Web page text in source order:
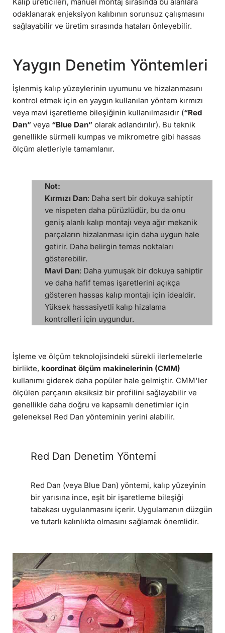
odaklanarak enjeksiyon kalıbının sorunsuz çalışmasını
sağlayabilir ve üretim sırasında hataları önleyebilir.
Yaygın Denetim Yöntemleri
İşlenmiş kalıp yüzeylerinin uyumunu ve hizalanmasını
kontrol etmek için en yaygın kullanılan yöntem kırmızı
veya mavi işaretleme bileşiğinin kullanılmasıdır (“Red
Dan” veya “Blue Dan” olarak adlandırılır). Bu teknik
genellikle sürmeli kumpas ve mikrometre gibi hassas
ölçüm aletleriyle tamamlanır.
Not:
Kırmızı Dan: Daha sert bir dokuya sahiptir
ve nispeten daha pürüzlüdür, bu da onu
geniş alanlı kalıp montajı veya ağır mekanik
parçaların hizalanması için daha uygun hale
getirir. Daha belirgin temas noktaları
gösterebilir.
Mavi Dan: Daha yumuşak bir dokuya sahiptir
ve daha hafif temas işaretlerini açıkça
gösteren hassas kalıp montajı için idealdir.
Yüksek hassasiyetli kalıp hizalama
kontrolleri için uygundur.
İşleme ve ölçüm teknolojisindeki sürekli ilerlemelerle
birlikte, koordinat ölçüm makinelerinin (CMM)
kullanımı giderek daha popüler hale gelmiştir. CMM'ler
ölçülen parçanın eksiksiz bir profilini sağlayabilir ve
genellikle daha doğru ve kapsamlı denetimler için
geleneksel Red Dan yönteminin yerini alabilir.
Red Dan Denetim Yöntemi
Red Dan (veya Blue Dan) yöntemi, kalıp yüzeyinin
bir yarısına ince, eşit bir işaretleme bileşiği
tabakası uygulanmasını içerir. Uygulamanın düzgün
ve tutarlı kalınlıkta olmasını sağlamak önemlidir.